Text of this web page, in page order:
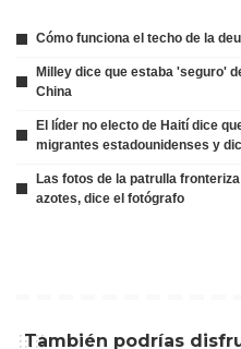
Cómo funciona el techo de la
Milley dice que estaba 'seguro'
China
El líder no electo de Haití dice
migrantes estadounidenses y
Las fotos de la patrulla
azotes, dice el fotógrafo
También podrías